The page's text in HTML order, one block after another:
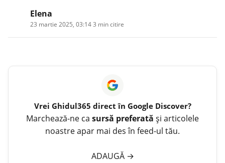
Elena
23 martie 2025, 03:143 min citire
Vrei Ghidul365 direct în Google Discover?
Marchează-ne ca sursă preferată și articolele
noastre apar mai des în feed-ul tău.
ADAUGĂ →